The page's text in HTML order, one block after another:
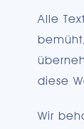
Alle
diese
Wir